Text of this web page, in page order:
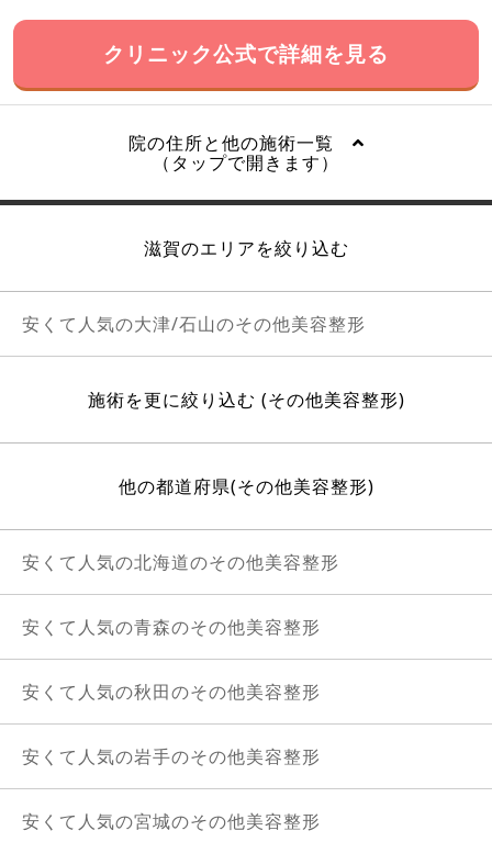
クリニック公式で詳細を見る
院の住所と他の施術一覧
（タップで開きます）
滋賀のエリアを絞り込む
安くて人気の大津/石山のその他美容整形
施術を更に絞り込む (その他美容整形)
他の都道府県(その他美容整形)
安くて人気の北海道のその他美容整形
安くて人気の青森のその他美容整形
安くて人気の秋田のその他美容整形
安くて人気の岩手のその他美容整形
安くて人気の宮城のその他美容整形